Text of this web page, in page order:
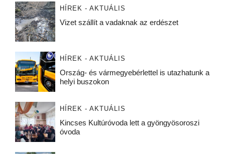
HÍREK - AKTUÁLIS
Vizet szállít a vadaknak az erdészet
HÍREK - AKTUÁLIS
Ország- és vármegyebérlettel is utazhatunk a
helyi buszokon
HÍREK - AKTUÁLIS
Kincses Kultúróvoda lett a gyöngyösoroszi
óvoda